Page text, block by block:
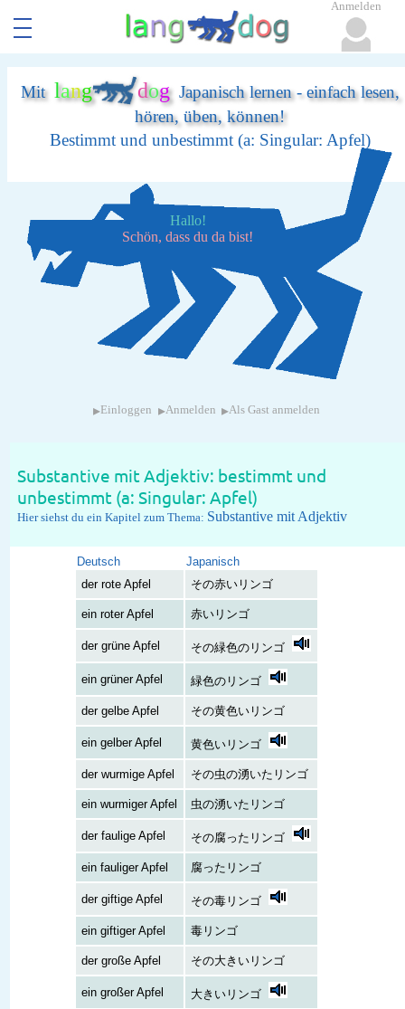
Mit lang dogJapanisch lernen - einfach lesen,
hören, üben, können!
Bestimmt und unbestimmt (a: Singular: Apfel)
Hallo!
Schön, dass du da bist!
▸ Einloggen ▸Anmelden ▸Als Gast anmelden
Substantive mit Adjektiv: bestimmt und
unbestimmt (a: Singular: Apfel)
Hier siehst du ein Kapitel zum Thema: Substantive mit Adjektiv
Deutsch
Japanisch
der rote Apfel
その赤いリンゴ
ein roter Apfel 赤いリンゴ
der grüne Apfel その緑色のリンゴ
ein grüner Apfel 緑色のリンゴ
der gelbe Apfel その黄色いリンゴ
ein gelber Apfel 黄色いリンゴ
der wurmige Apfel その虫の湧いたリンゴ
ein wurmiger Apfel 虫の湧いたリンゴ
der faulige Apfel その腐ったリンゴ
ein fauliger Apfel 腐ったリンゴ
der giftige Apfel その毒リンゴ
ein giftiger Apfel 毒リンゴ
der große Apfel その大きいリンゴ
ein großer Apfel 大きいリンゴ
Anmelden